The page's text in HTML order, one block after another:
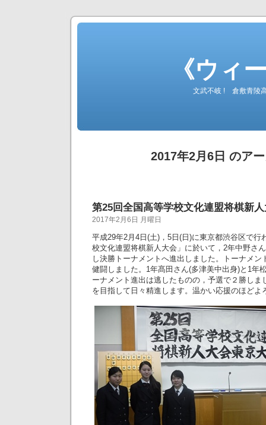
《ウィ
文武不岐 ! 倉敷青陵
2017年2月6日 のア
第25回全国高等学校文化連盟将棋新
2017年2月6日 月曜日
平成29年2月4日(土)，5日(日)に東京都渋谷区で行
校文化連盟将棋新人大会」に於いて，2年中野さ
し決勝トーナメントへ進出しました。トーナメン
健闘しました。1年髙田さん(多津美中出身)と1年
ーナメント進出は逃したものの，予選で２勝しま
を目指して日々精進します。温かい応援のほどよ